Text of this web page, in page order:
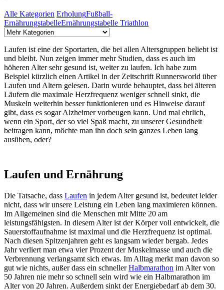
Alle Kategorien ErholungFußball-
ErnährungstabelleErnährungstabelle Triathlon
Laufen ist eine der Sportarten, die bei allen Altersgruppen beliebt ist
und bleibt. Nun zeigen immer mehr Studien, dass es auch im
höheren Alter sehr gesund ist, weiter zu laufen. Ich habe zum
Beispiel kürzlich einen Artikel in der Zeitschrift Runnersworld über
Laufen und Altern gelesen. Darin wurde behauptet, dass bei älteren
Läufern die maximale Herzfrequenz weniger schnell sinkt, die
Muskeln weiterhin besser funktionieren und es Hinweise darauf
gibt, dass es sogar Alzheimer vorbeugen kann. Und mal ehrlich,
wenn ein Sport, der so viel Spaß macht, zu unserer Gesundheit
beitragen kann, möchte man ihn doch sein ganzes Leben lang
ausüben, oder?
Laufen und Ernährung
Die Tatsache, dass Laufen in jedem Alter gesund ist, bedeutet leider
nicht, dass wir unsere Leistung ein Leben lang maximieren können.
Im Allgemeinen sind die Menschen mit Mitte 20 am
leistungsfähigsten. In diesem Alter ist der Körper voll entwickelt, die
Sauerstoffaufnahme ist maximal und die Herzfrequenz ist optimal.
Nach diesen Spitzenjahren geht es langsam wieder bergab. Jedes
Jahr verliert man etwa vier Prozent der Muskelmasse und auch die
Verbrennung verlangsamt sich etwas. Im Alltag merkt man davon so
gut wie nichts, außer dass ein schnellerHalbmarathon im Alter von
50 Jahren nie mehr so schnell sein wird wie ein Halbmarathon im
Alter von 20 Jahren. Außerdem sinkt der Energiebedarf ab dem 30.